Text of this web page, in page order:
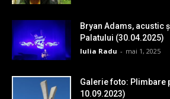
Bryan Adams, acustic
Palatului (30.04.2025)
Iulia Radu - mai 1, 2025
Galerie foto: Plimbare
10.09.2023)